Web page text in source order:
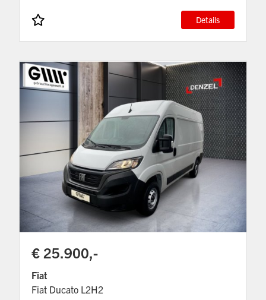
Details
€ 25.900,-
Fiat
Fiat Ducato L2H2